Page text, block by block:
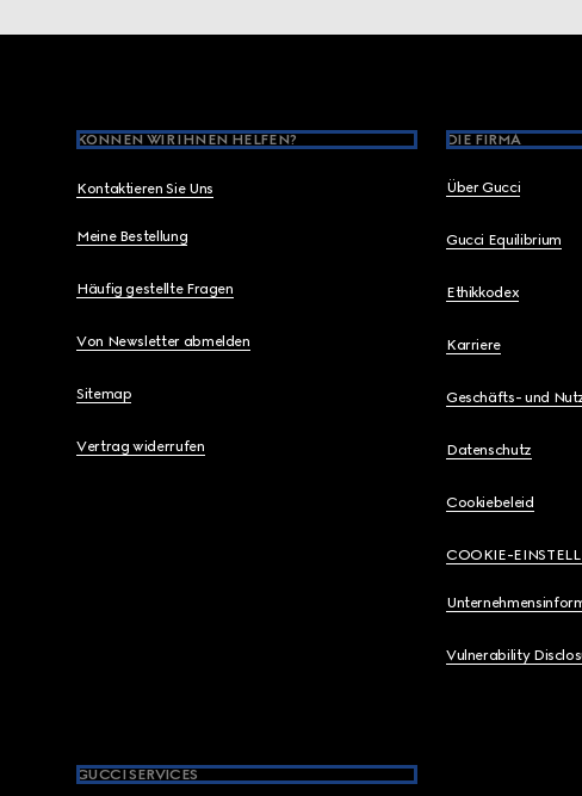
Footer
KÖNNEN WIR IHNEN HELFEN?
Kontaktieren Sie Uns
Meine Bestellung
Häufig gestellte Fragen
Von Newsletter abmelden
Sitemap
Vertrag widerrufen
DIE FIRMA
Über Gucci
Gucci Equilibrium
Ethikkodex
Karriere
Geschäfts- und
Datenschutz
Cookiebeleid
COOKIE-
Vulnerability
GUCCI SERVICES